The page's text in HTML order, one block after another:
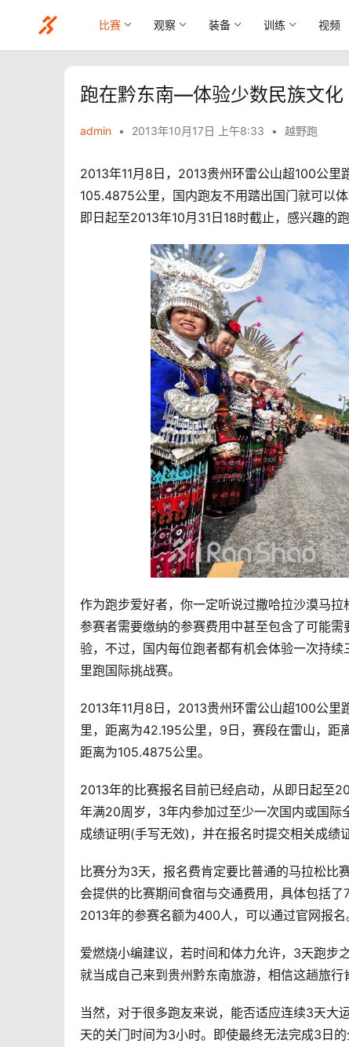
比赛 观察 装备 训练 视频
跑在黔东南—体验少数民族文化
admin • 2013年10月17日 上午8:33 • 越野跑
2013年11月8日，2013贵州环雷公山超100公
105.4875公里，国内跑友不用踏出国门就可以
即日起至2013年10月31日18时截止，感兴趣的
作为跑步爱好者，你一定听说过撒哈拉沙漠马
参赛者需要缴纳的参赛费用中甚至包含了可能
验，不过，国内每位跑者都有机会体验一次持
里跑国际挑战赛。
2013年11月8日，2013贵州环雷公山超100公
里，距离为42.195公里，9日，赛段在雷山，
距离为105.4875公里。
2013年的比赛报名目前已经启动，从即日起至
年满20周岁，3年内参加过至少一次国内或国
成绩证明(手写无效)，并在报名时提交相关成绩
比赛分为3天，报名费肯定要比普通的马拉松
会提供的比赛期间食宿与交通费用，具体包括了
2013年的参赛名额为400人，可以通过官网报名
爱燃烧小编建议，若时间和体力允许，3天跑步
就当成自己来到贵州黔东南旅游，相信这趟旅行
当然，对于很多跑友来说，能否适应连续3天大
天的关门时间为3小时。即使最终无法完成3日